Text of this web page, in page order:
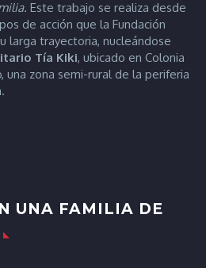
Este trabajo se realiza desde
de acción que la Fundación
larga trayectoria, nucleándose
Tía Kiki, ubicado en Colonia
una zona semi-rural de la periferia
UNA FAMILIA DE